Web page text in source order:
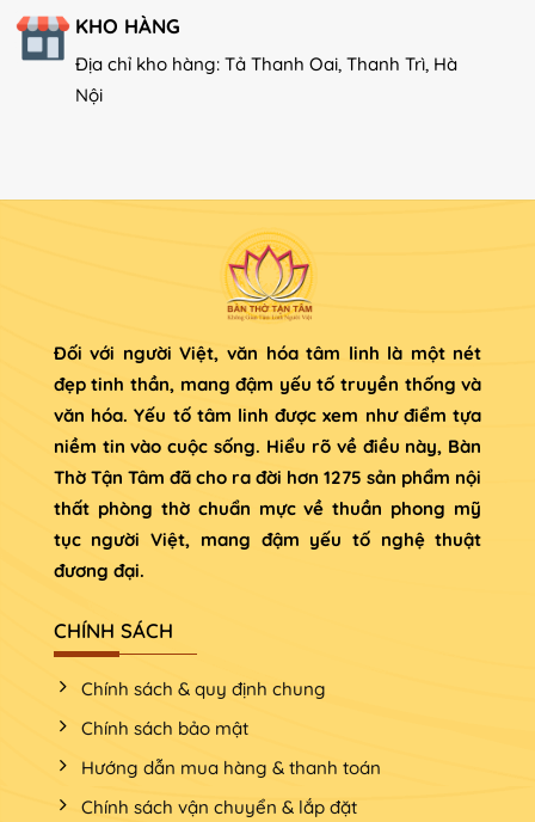
KHO HÀNG
Địa chỉ kho hàng: Tả Thanh Oai, Thanh Trì, Hà
Nội
Đối với người Việt, văn hóa tâm linh là một nét
đẹp tinh thần, mang đậm yếu tố truyền thống và
văn hóa. Yếu tố tâm linh được xem như điểm tựa
niềm tin vào cuộc sống. Hiểu rõ về điều này, Bàn
Thờ Tận Tâm đã cho ra đời hơn 1275 sản phẩm nội
thất phòng thờ chuẩn mực về thuần phong mỹ
tục người Việt, mang đậm yếu tố nghệ thuật
đương đại.
CHÍNH SÁCH
Chính sách & quy định chung
Chính sách bảo mật
Hướng dẫn mua hàng & thanh toán
Chính sách vận chuyển & lắp đặt